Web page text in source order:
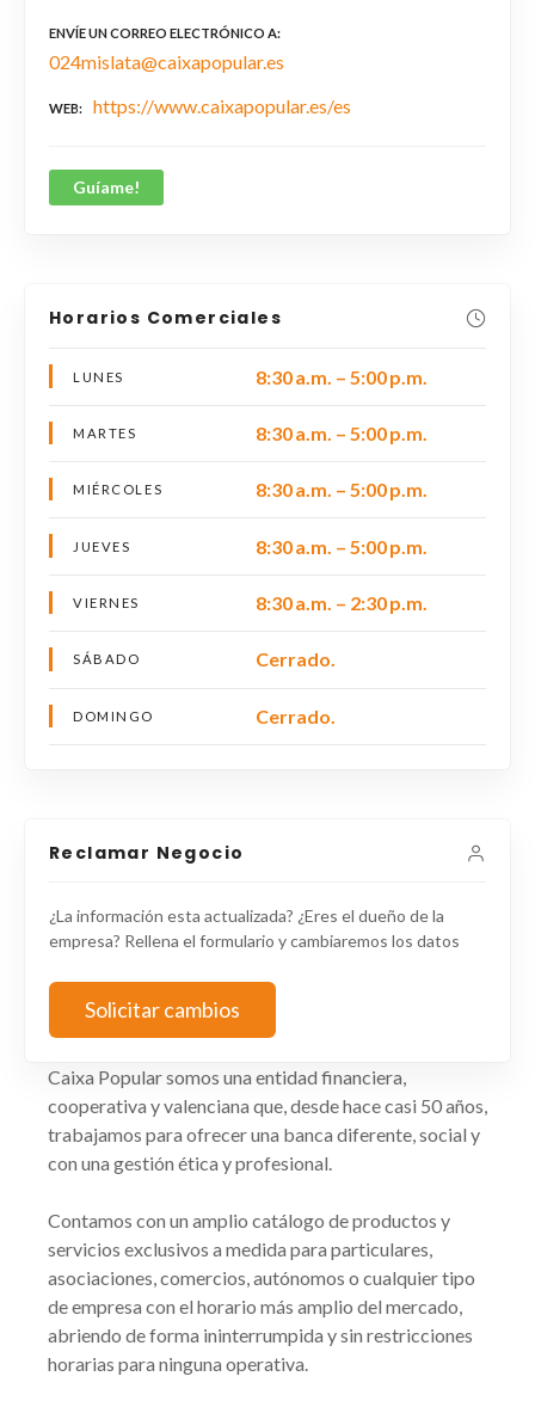
ENVÍE UN CORREO ELECTRÓNICO A
024mislata@caixapopular.es
WEB https://www.caixapopular.es/es
Guíame!
Horarios Comerciales
LUNES 8:30 a.m. – 5:00 p.m.
MARTES 8:30 a.m. – 5:00 p.m.
MIÉRCOLES 8:30 a.m. – 5:00 p.m.
JUEVES 8:30 a.m. – 5:00 p.m.
VIERNES 8:30 a.m. – 2:30 p.m.
SÁBADO Cerrado.
DOMINGO Cerrado.
Reclamar Negocio
¿La información esta actualizada? ¿Eres el dueño de la
empresa? Rellena el formulario y cambiaremos los datos
Solicitar cambios
Caixa Popular somos una entidad financiera,
cooperativa y valenciana que, desde hace casi 50 años,
trabajamos para ofrecer una banca diferente, social y
con una gestión ética y profesional.
Contamos con un amplio catálogo de productos y
servicios exclusivos a medida para particulares,
asociaciones, comercios, autónomos o cualquier tipo
de empresa con el horario más amplio del mercado,
abriendo de forma ininterrumpida y sin restricciones
horarias para ninguna operativa.